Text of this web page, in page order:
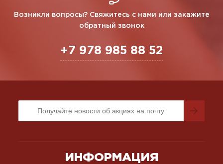
Возникли вопросы? Свяжитесь с нами или закажите
обратный звонок
+7 978 985 88 52
ИНФОРМАЦИЯ